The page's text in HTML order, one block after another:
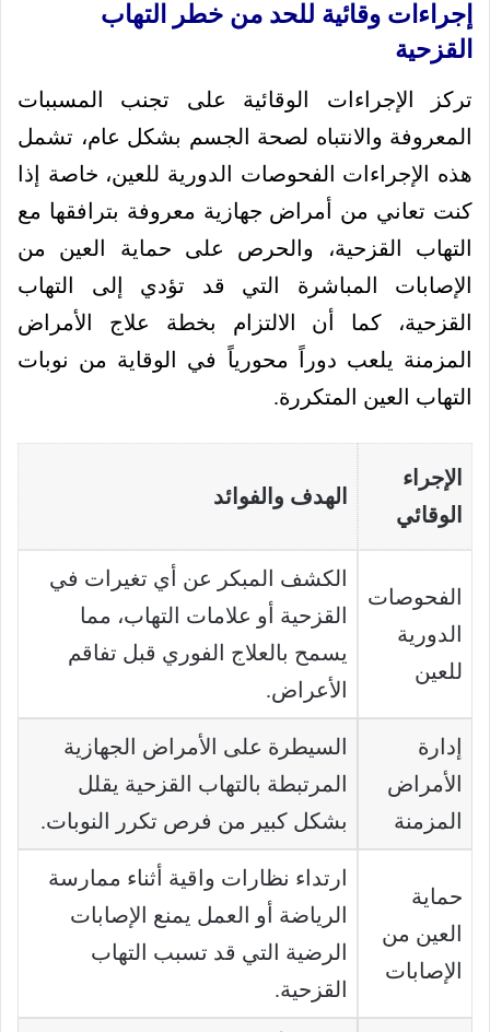
إجراءات وقائية للحد من خطر التهاب
القزحية
تركز الإجراءات الوقائية على تجنب المسببات
المعروفة والانتباه لصحة الجسم بشكل عام، تشمل
هذه الإجراءات الفحوصات الدورية للعين، خاصة إذا
كنت تعاني من أمراض جهازية معروفة بترافقها مع
التهاب القزحية، والحرص على حماية العين من
الإصابات المباشرة التي قد تؤدي إلى التهاب
القزحية، كما أن الالتزام بخطة علاج الأمراض
المزمنة يلعب دوراً محورياً في الوقاية من نوبات
التهاب العين المتكررة.
الإجراء
الوقائي
الهدف والفوائد
الفحوصات
الدورية
للعين
الكشف المبكر عن أي تغيرات في
القزحية أو علامات التهاب، مما
يسمح بالعلاج الفوري قبل تفاقم
الأعراض.
إدارة
الأمراض
المزمنة
السيطرة على الأمراض الجهازية
المرتبطة بالتهاب القزحية يقلل
بشكل كبير من فرص تكرر النوبات.
حماية
العين من
الإصابات
ارتداء نظارات واقية أثناء ممارسة
الرياضة أو العمل يمنع الإصابات
الرضية التي قد تسبب التهاب
القزحية.